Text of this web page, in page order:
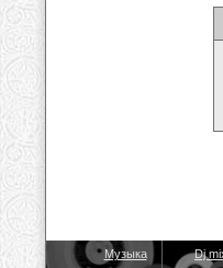
Музыка Dj